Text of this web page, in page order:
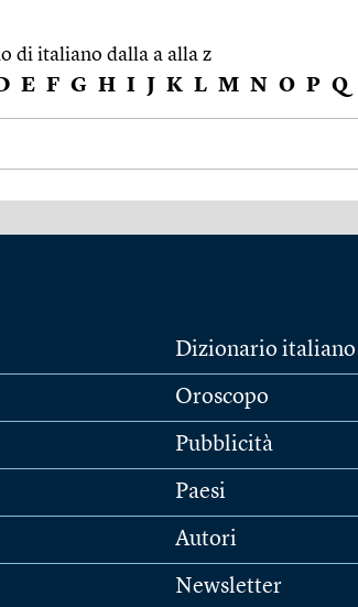
di italiano dalla a alla z
E F G H I J K L M N O P Q
Dizionario italiano
Oroscopo
Pubblicità
Paesi
Autori
Newsletter